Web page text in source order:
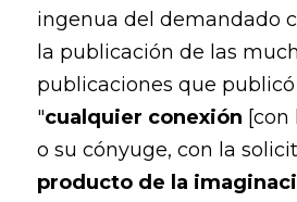
ingenua del demandado
la publicación de las
publicaciones que
"cualquier conexión
o su cónyuge, con la
producto de la